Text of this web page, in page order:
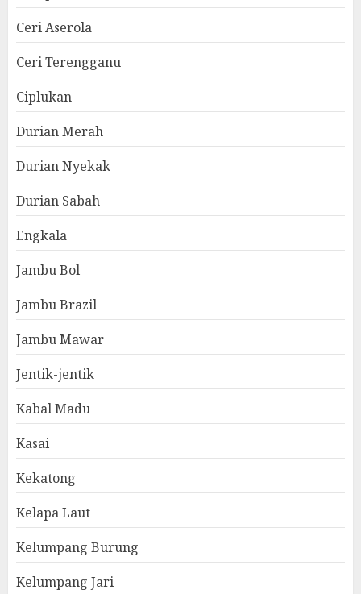
Ceri Aserola
Ceri Terengganu
Ciplukan
Durian Merah
Durian Nyekak
Durian Sabah
Engkala
Jambu Bol
Jambu Brazil
Jambu Mawar
Jentik-jentik
Kabal Madu
Kasai
Kekatong
Kelapa Laut
Kelumpang Burung
Kelumpang Jari